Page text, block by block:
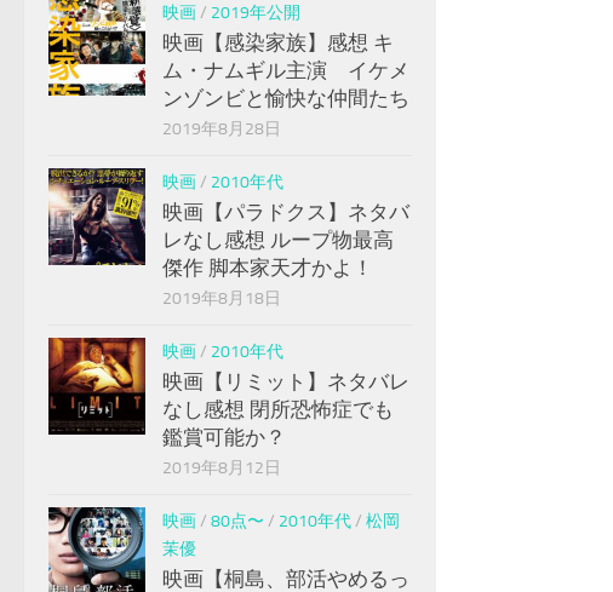
映画/ 2019年公開
映画【感染家族】感想 キ
ム・ナムギル主演 イケメ
ンゾンビと愉快な仲間たち
2019年8月28日
映画/ 2010年代
映画【パラドクス】ネタバ
レなし感想 ループ物最高
傑作 脚本家天才かよ！
2019年8月18日
映画/ 2010年代
映画【リミット】ネタバレ
なし感想 閉所恐怖症でも
鑑賞可能か？
2019年8月12日
映画/ 80点〜 / 2010年代/ 松岡
茉優
映画【桐島、部活やめるっ